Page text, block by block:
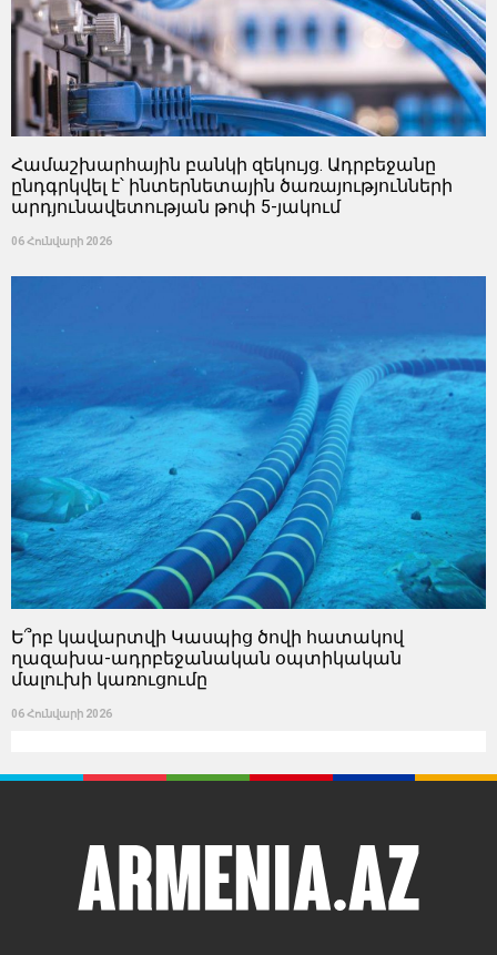
Համաշխարհային բանկի զեկույց. Ադրբեջանը
ընդգրկվել է՝ ինտերնետային ծառայությունների
արդյունավետության թոփ 5-յակում
06 Հունվարի 2026
Ե՞րբ կավարտվի Կասպից ծովի հատակով
ղազախա-ադրբեջանական օպտիկական
մալուխի կառուցումը
06 Հունվարի 2026